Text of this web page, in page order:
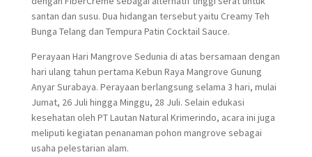
santan dan susu. Dua hidangan tersebut yaitu Creamy Teh
Bunga Telang dan Tempura Patin Cocktail Sauce.
Perayaan Hari Mangrove Sedunia di atas bersamaan dengan
hari ulang tahun pertama Kebun Raya Mangrove Gunung
Anyar Surabaya. Perayaan berlangsung selama 3 hari, mulai
Jumat, 26 Juli hingga Minggu, 28 Juli. Selain edukasi
kesehatan oleh PT Lautan Natural Krimerindo, acara ini juga
meliputi kegiatan penanaman pohon mangrove sebagai
usaha pelestarian alam.